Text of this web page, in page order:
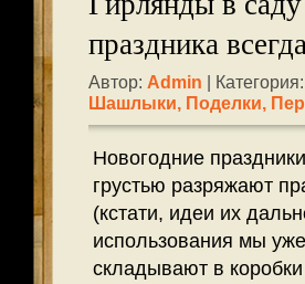
праздника
Автор: Admin | Категория:
Шашлыки, Поделки,
Новогодние
грустью разряжают
(кстати, идеи их
использования мы
складывают в